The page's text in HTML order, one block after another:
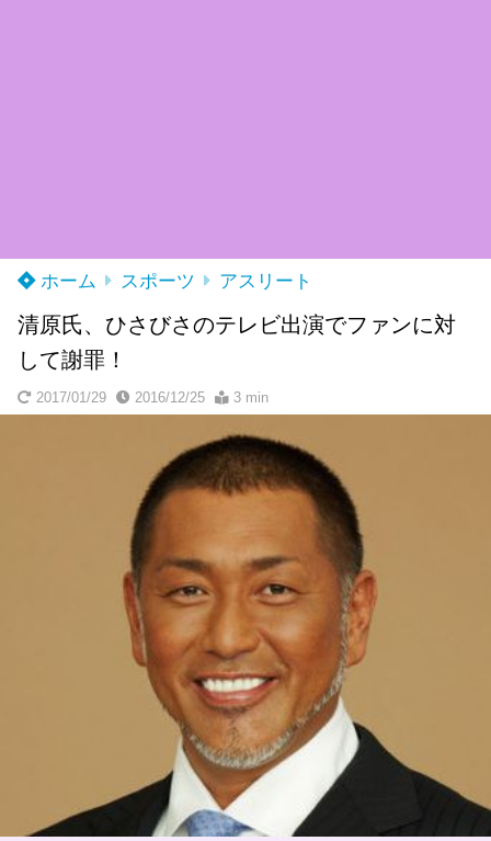
ホーム スポーツ アスリート
清原氏、ひさびさのテレビ出演でファンに対
して謝罪！
2017/01/29 2016/12/25 3 min